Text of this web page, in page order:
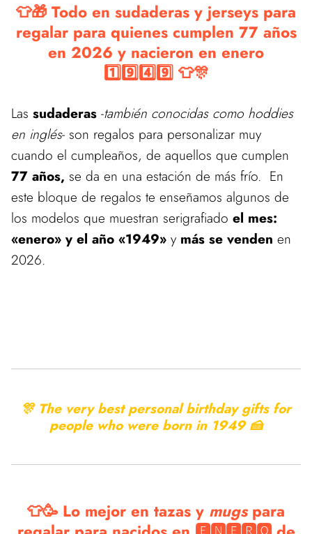
👕🎁 Todo en sudaderas y jerseys para
regalar para quienes cumplen 77 años
en 2026 y nacieron en enero
1️⃣9️⃣4️⃣9️⃣ 👕🎊
Las sudaderas -también conocidas como hoddies
en inglés- son regalos para personalizar muy
cuando el cumpleaños, de aquellos que cumplen
77 años, se da en una estación de más frío. En
este bloque de regalos te enseñamos algunos de
los modelos que muestran serigrafiado el mes:
«enero» y el año «1949» y más se venden en
2026.
🎊 The very best personal birthday gifts for
people who were born in 1949 🍰
👕🥳 Lo mejor en tazas y mugspara